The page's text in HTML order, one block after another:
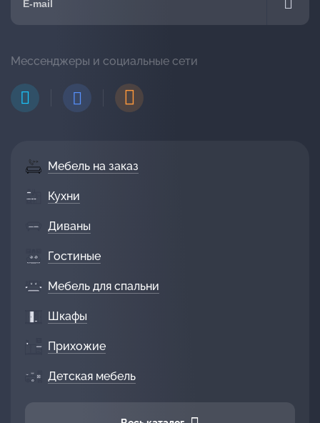
Мебель на заказ
Кухни
Диваны
Гостиные
Мебель для спальни
Шкафы
Прихожие
Детская мебель
Мессенджеры и социальные сети